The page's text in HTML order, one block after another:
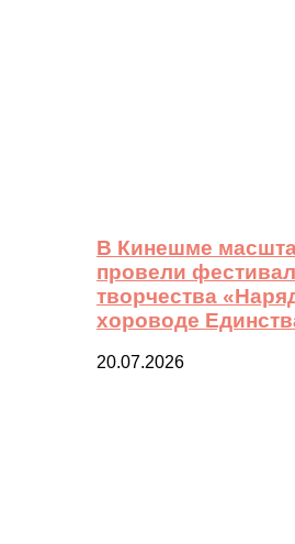
В Кинешме
провели
творчества
хороводе
20.07.2026